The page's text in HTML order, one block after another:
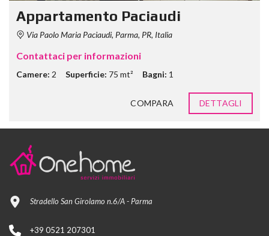
Appartamento Paciaudi
Via Paolo Maria Paciaudi, Parma, PR, Italia
Contattaci per informazioni
Camere: 2 Superficie: 75 mt² Bagni: 1
COMPARA DETTAGLI
Stradello San Girolamo n.6/A - Parma
+39 0521 207301